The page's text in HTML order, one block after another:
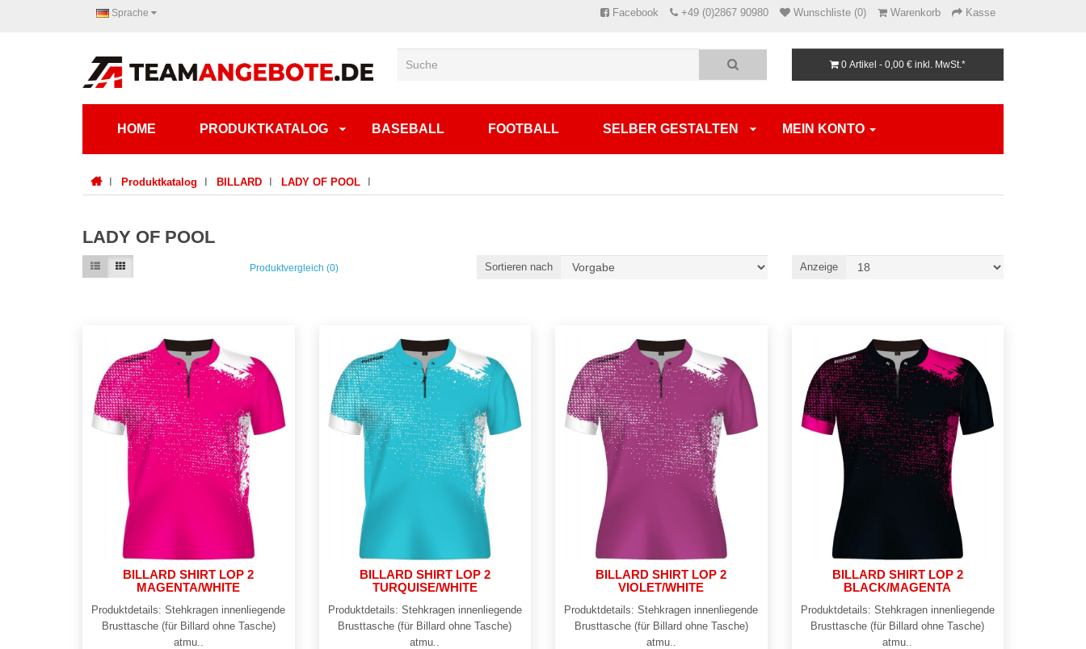
Sprache Facebook +49 (0)2867 90980 Wunschliste (0) Warenkorb Kasse
0 Artikel - 0,00 € inkl. MwSt.*
HOME PRODUKTKATALOG BASEBALL FOOTBALL SELBER GESTALTEN MEIN KONTO
Produktkatalog BILLARD LADY OF POOL
LADY OF POOL
Produktvergleich (0) Sortieren nach Anzeige
BILLARD SHIRT LOP 2
MAGENTA/WHITE
Produktdetails: Stehkragen innenliegende
Brusttasche (für Billard ohne Tasche)
atmu..
BILLARD SHIRT LOP 2
TURQUISE/WHITE
Produktdetails: Stehkragen innenliegende
Brusttasche (für Billard ohne Tasche)
atmu..
BILLARD SHIRT LOP 2
VIOLET/WHITE
Produktdetails: Stehkragen innenliegende
Brusttasche (für Billard ohne Tasche)
atmu..
BILLARD SHIRT LOP 2
BLACK/MAGENTA
Produktdetails: Stehkragen innenliegende
Brusttasche (für Billard ohne Tasche)
atmu..